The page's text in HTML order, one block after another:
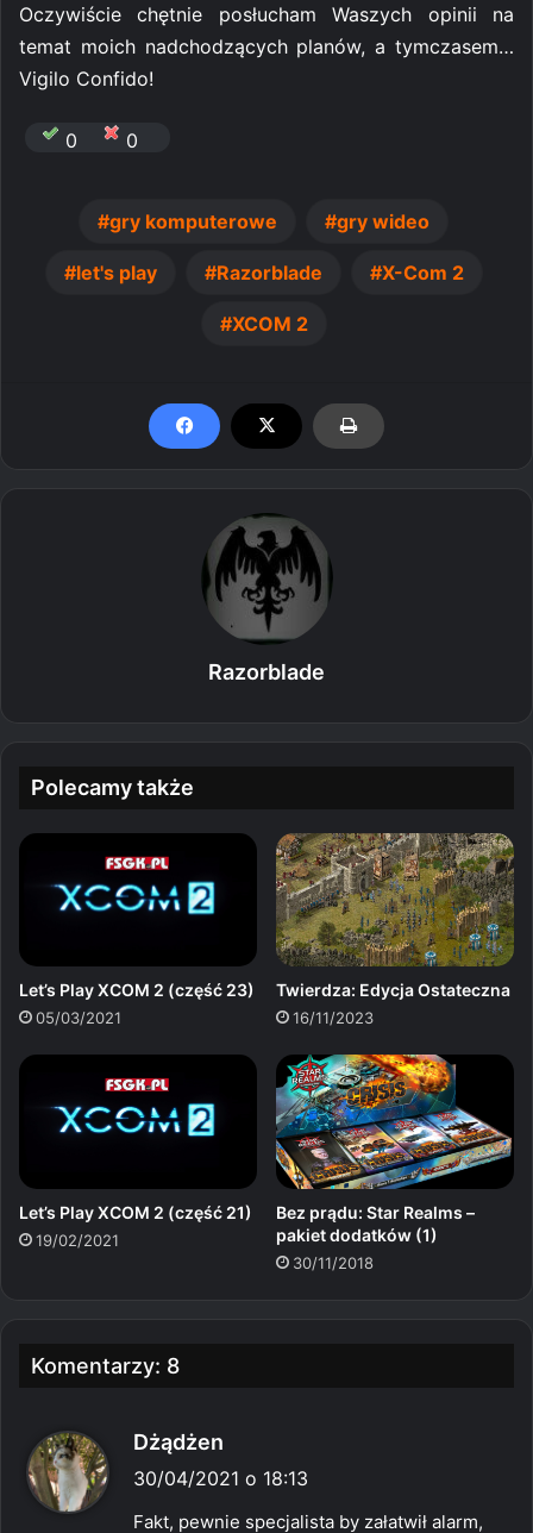
Oczywiście chętnie posłucham Waszych opinii na
temat moich nadchodzących planów, a tymczasem…
Vigilo Confido!
0 0
gry komputerowe gry wideo
let's play Razorblade X-Com 2
XCOM 2
Razorblade
Polecamy także
Let’s Play XCOM 2 (część 23)
05/03/2021
Twierdza: Edycja Ostateczna
16/11/2023
Let’s Play XCOM 2 (część 21)
19/02/2021
Bez prądu: Star Realms –
pakiet dodatków (1)
30/11/2018
Komentarzy: 8
Dżądżen
i
30/04/2021 o 18:13
Fakt, pewnie specjalista by załatwił alarm,